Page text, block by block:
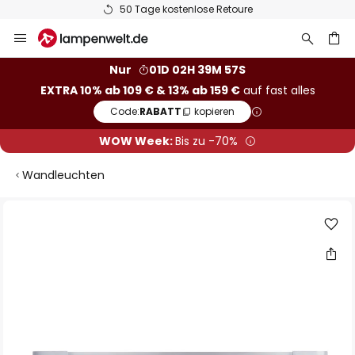
50 Tage kostenlose Retoure
Inhalt
Nur
01D 02H 39M 56S
EXTRA 10% ab 109 € & 13% ab 159 €auf fast alles
Code:RABATT kopieren
WOW Week:Bis zu -70%
Wandleuchten